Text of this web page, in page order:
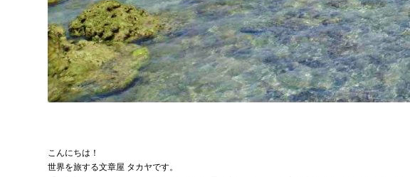
こんにちは！
世界を旅する文章屋 タカヤです。